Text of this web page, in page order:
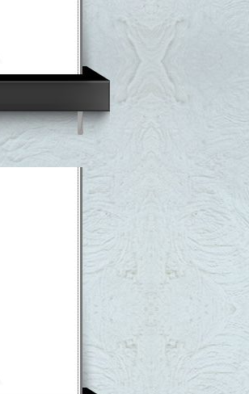
PDFで閲覧する
PDFで閲覧する